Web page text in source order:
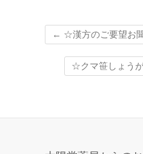
← ☆漢方のご要望お
☆クマ笹しょう